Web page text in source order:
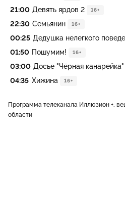
21:00 Девять ярдов 2 16+
22:30 Сeмьянин 16+
00:25 Дедушка нелегкого
01:50 Пошумим! 16+
03:00 Досье "Чёрная канарейка"
04:35 Хижина 16+
Программа телеканала Иллюзион +,
области